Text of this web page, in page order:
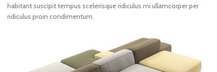
habitant suscipit tempus scelerisque ridiculus mi ullamcorper per
ridiculus proin condimentum.